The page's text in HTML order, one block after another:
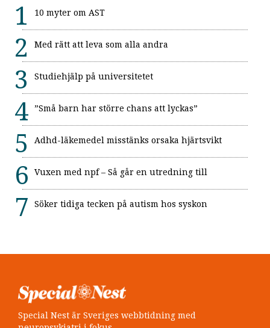
10 myter om AST
Med rätt att leva som alla andra
Studiehjälp på universitetet
”Små barn har större chans att lyckas”
Adhd-läkemedel misstänks orsaka hjärtsvikt
Vuxen med npf – Så går en utredning till
Söker tidiga tecken på autism hos syskon
Special Nest är Sveriges webbtidning med